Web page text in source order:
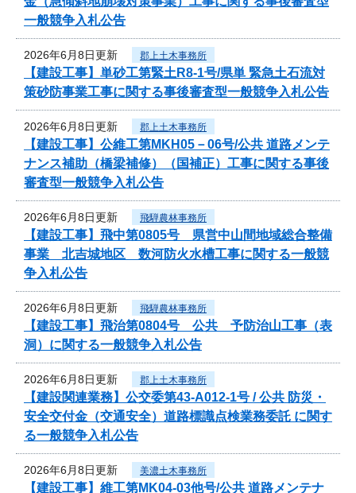
一般競争入札公告
2026年6月8日更新 郡上土木事務所
【建設工事】単砂工第緊土R8-1号/県単 緊急土石流対
策砂防事業工事に関する事後審査型一般競争入札公告
2026年6月8日更新 郡上土木事務所
【建設工事】公維工第MKH05－06号/公共 道路メンテ
ナンス補助（橋梁補修）（国補正）工事に関する事後
審査型一般競争入札公告
2026年6月8日更新 飛騨農林事務所
【建設工事】飛中第0805号 県営中山間地域総合整備
事業 北吉城地区 数河防火水槽工事に関する一般競
争入札公告
2026年6月8日更新 飛騨農林事務所
【建設工事】飛治第0804号 公共 予防治山工事（表
洞）に関する一般競争入札公告
2026年6月8日更新 郡上土木事務所
【建設関連業務】公交委第43-A012-1号 / 公共 防災・
安全交付金（交通安全）道路標識点検業務委託 に関す
る一般競争入札公告
2026年6月8日更新 美濃土木事務所
【建設工事】維工第MK04-03他号/公共 道路メンテナ